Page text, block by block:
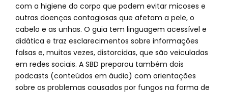
com a higiene do corpo que podem evitar micoses e
outras doenças contagiosas que afetam a pele, o
cabelo e as unhas. O guia tem linguagem acessível e
didática e traz esclarecimentos sobre informações
falsas e, muitas vezes, distorcidas, que são veiculadas
em redes sociais. A SBD preparou também dois
podcasts (conteúdos em áudio) com orientações
sobre os problemas causados por fungos na forma de